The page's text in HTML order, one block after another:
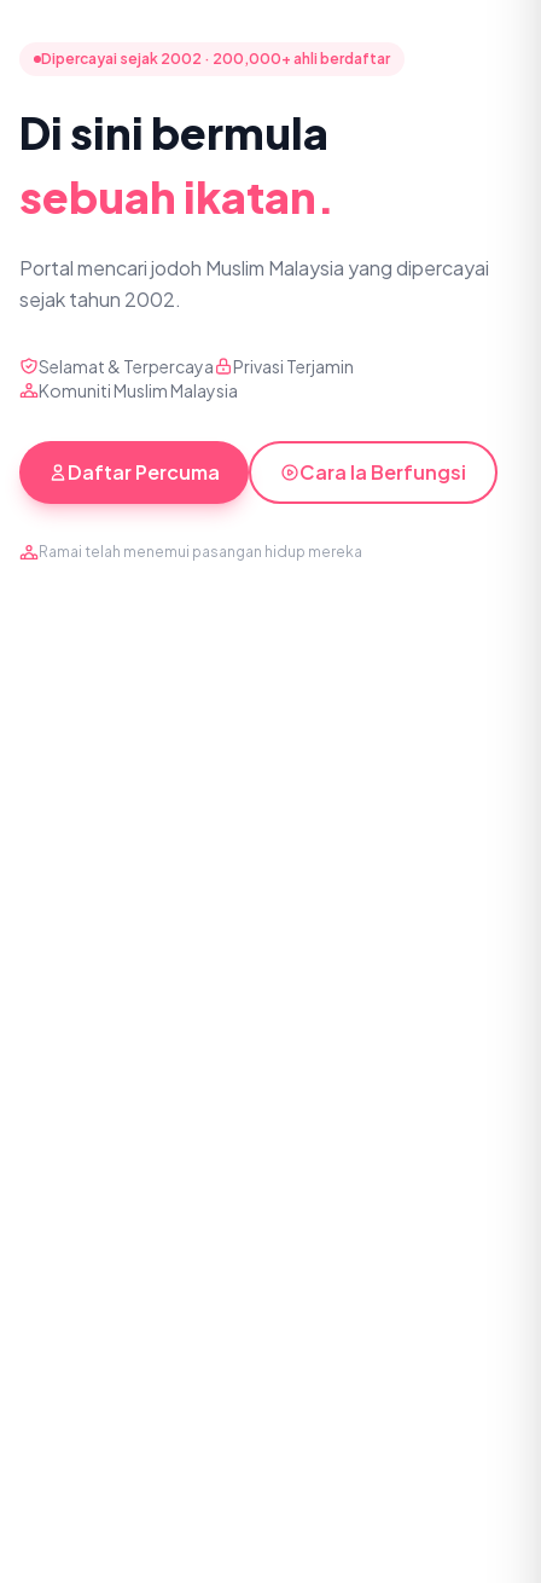
Dipercayai sejak 2002 · 200,000+ ahli berdaftar
Di sini bermula
sebuah ikatan.
Portal mencari jodoh Muslim Malaysia yang dipercayai
sejak tahun 2002.
Selamat & Terpercaya
Privasi Terjamin
Komuniti Muslim Malaysia
Daftar Percuma Cara Ia Berfungsi
Ramai telah menemui pasangan hidup mereka